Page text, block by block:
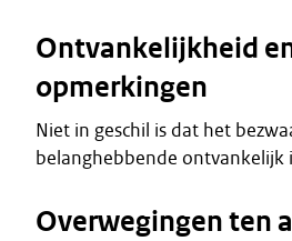
Ontvankelijkheid
opmerkingen
Niet in geschil is dat het
belanghebbende ontvankelijk
Overwegingen ten